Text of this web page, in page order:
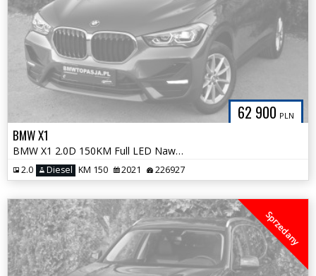
62 900 PLN
BMW X1
BMW X1 2.0D 150KM Full LED Nawigacja 100% Bezwypadkowa Bardzo Zadbana
2.0 Diesel KM 150 2021 226927
Sprzedany